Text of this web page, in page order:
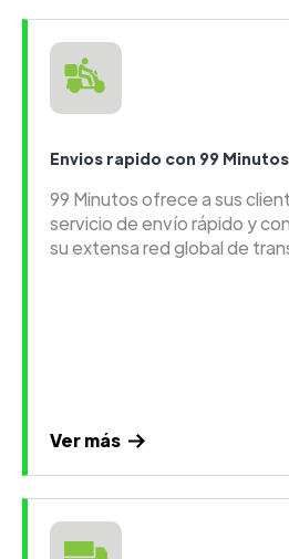
Envios rapido con 99 Minutos
99 Minutos ofrece a sus
servicio de envío rápido y
su extensa red global de
Ver más